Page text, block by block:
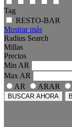
Tag
RESTO-BAR
Mostrar más
Radius Search
Millas
Precios
Min AR
Max AR
AR
ARAR
BUSCAR AHORA